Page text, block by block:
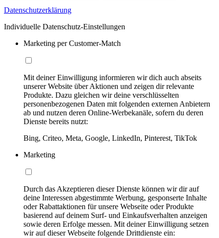
Datenschutzerklärung
Individuelle Datenschutz-Einstellungen
Marketing per Customer-Match
Mit deiner Einwilligung informieren wir dich auch abseits
unserer Website über Aktionen und zeigen dir relevante
Produkte. Dazu gleichen wir deine verschlüsselten
personenbezogenen Daten mit folgenden externen Anbietern
ab und nutzen deren Online-Werbekanäle, sofern du deren
Dienste bereits nutzt:
Bing, Criteo, Meta, Google, LinkedIn, Pinterest, TikTok
Marketing
Durch das Akzeptieren dieser Dienste können wir dir auf
deine Interessen abgestimmte Werbung, gesponserte Inhalte
oder Rabattaktionen für unsere Webseite oder Produkte
basierend auf deinem Surf- und Einkaufsverhalten anzeigen
sowie deren Erfolge messen. Mit deiner Einwilligung setzen
wir auf dieser Webseite folgende Drittdienste ein: